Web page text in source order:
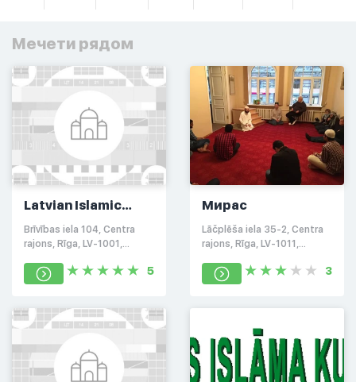
Мечети рядом
Latvian Islamic
Cultural Center
Brīvības iela 104, Centra
rajons, Rīga, LV-1001,
5
Мирас
Lāčplēša iela 35-2, Centra
rajons, Rīga, LV-1011,
3